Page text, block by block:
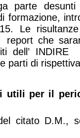
parte desunti
formazione,
Le
che
dell’
parti di
per il
citato D.M.,